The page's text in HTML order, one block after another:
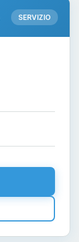
SERVIZIO